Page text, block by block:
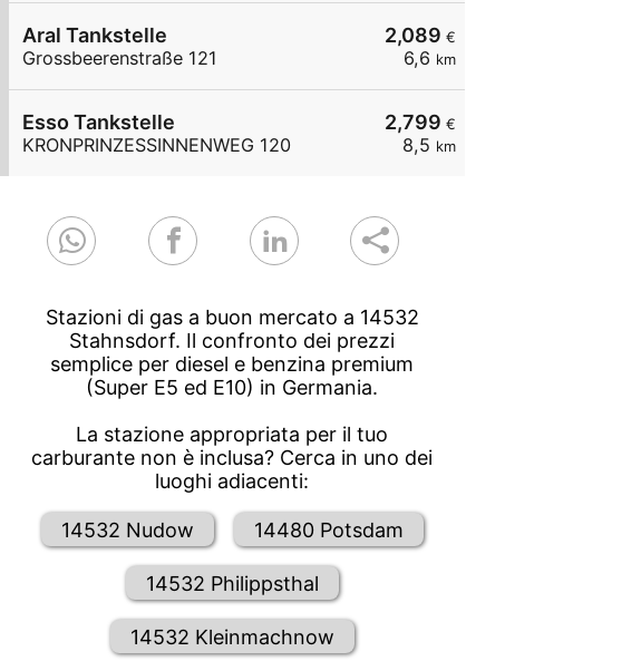
2,089 €
6,6 km
Aral Tankstelle
Grossbeerenstraße 121
2,799 €
8,5 km
Esso Tankstelle
KRONPRINZESSINNENWEG 120
Stazioni di gas a buon mercato a 14532
Stahnsdorf. Il confronto dei prezzi
semplice per diesel e benzina premium
(Super E5 ed E10) in Germania.
La stazione appropriata per il tuo
carburante non è inclusa? Cerca in uno dei
luoghi adiacenti:
14532 Nudow 14480 Potsdam
14532 Philippsthal
14532 Kleinmachnow